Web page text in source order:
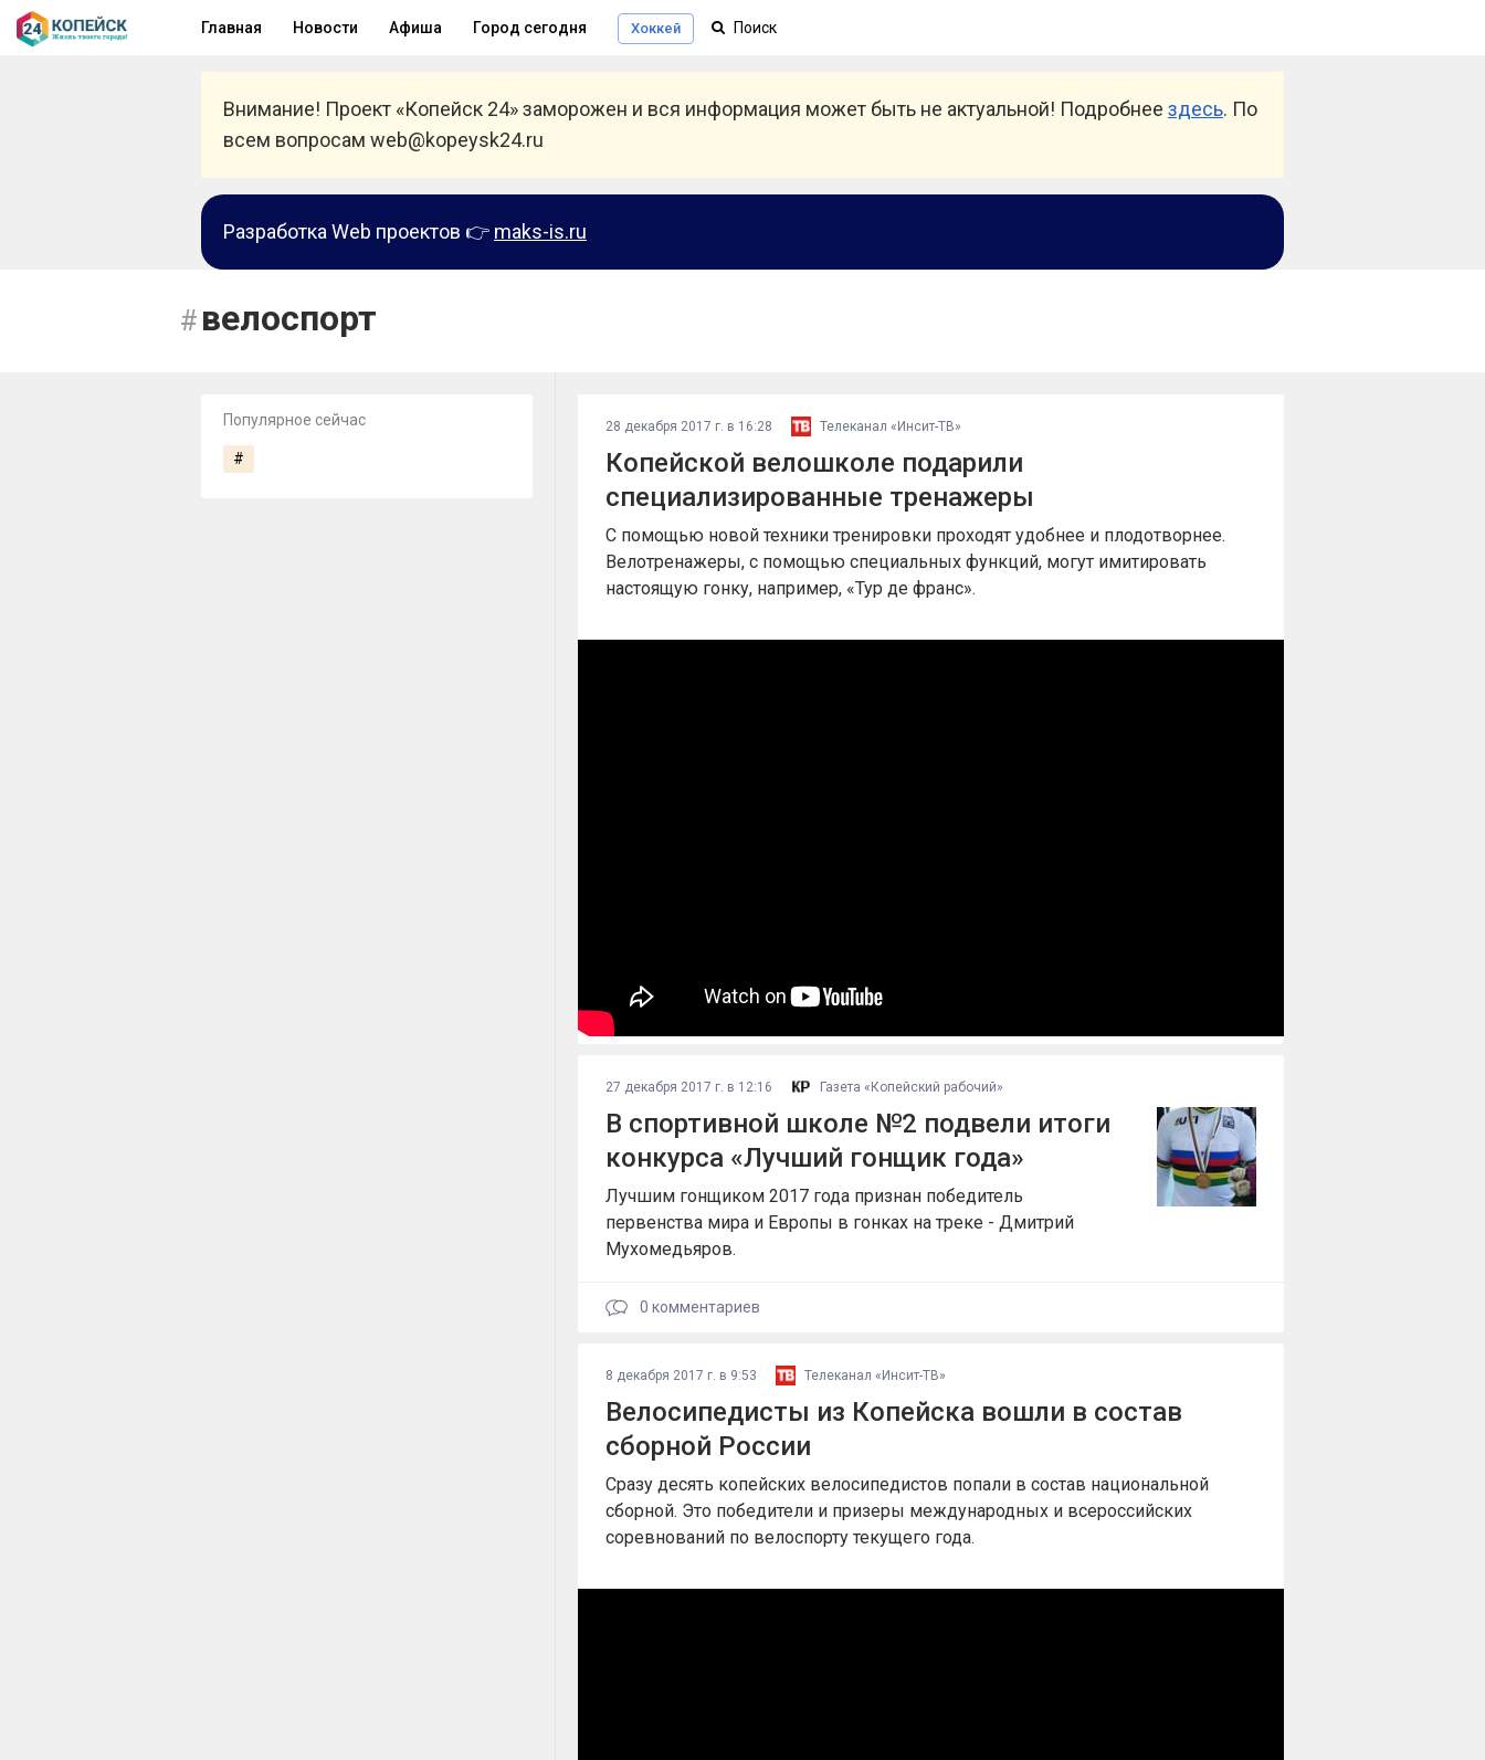
Главная Новости Афиша Город сегодня Хоккей
Внимание! Проект «Копейск 24» заморожен и вся информация может быть не актуальной! Подробнее здесь. По
всем вопросам web@kopeysk24.ru
Разработка Web проектов 👉 maks-is.ru
велоспорт
Популярное сейчас
#
28 декабря 2017 г. в 16:28 Телеканал «Инсит-ТВ»
Копейской велошколе подарили
специализированные тренажеры
С помощью новой техники тренировки проходят удобнее и плодотворнее.
Велотренажеры, с помощью специальных функций, могут имитировать
настоящую гонку, например, «Тур де франс».
27 декабря 2017 г. в 12:16 Газета «Копейский рабочий»
В спортивной школе №2 подвели итоги
конкурса «Лучший гонщик года»
Лучшим гонщиком 2017 года признан победитель
первенства мира и Европы в гонках на треке - Дмитрий
Мухомедьяров.
0 комментариев
8 декабря 2017 г. в 9:53 Телеканал «Инсит-ТВ»
Велосипедисты из Копейска вошли в состав
сборной России
Сразу десять копейских велосипедистов попали в состав национальной
сборной. Это победители и призеры международных и всероссийских
соревнований по велоспорту текущего года.